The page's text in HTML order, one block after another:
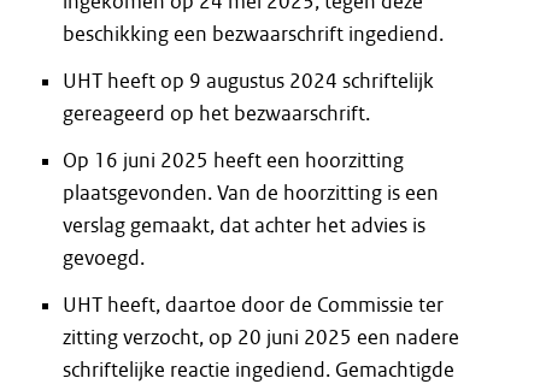
beschikking een bezwaarschrift ingediend.
UHT heeft op 9 augustus 2024 schriftelijk
gereageerd op het bezwaarschrift.
Op 16 juni 2025 heeft een hoorzitting
plaatsgevonden. Van de hoorzitting is een
verslag gemaakt, dat achter het advies is
gevoegd.
UHT heeft, daartoe door de Commissie ter
zitting verzocht, op 20 juni 2025 een nadere
schriftelijke reactie ingediend. Gemachtigde